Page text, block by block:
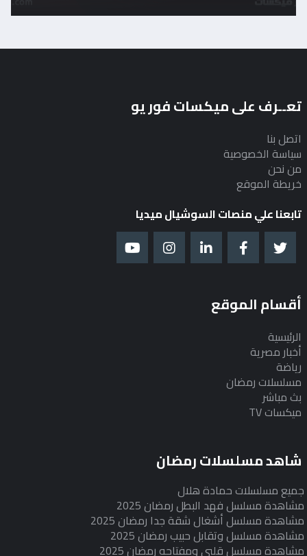
تعــرف على ميكسات فور يو
اتصل بنا
سياسة الخصوصية
من نحن
خريطة الموقع
تابعنا علي منصات السوشيال ميديا
أقسام الموقع
الرئيسية
أخبار مصرية
رياضة
مسلسلات رمضان
بث مباشر
ميكسات TV
شاهد مسلسلات رمضان
جميع مسلسلات حمادة هلال
مشاهدة مسلسل فهد البطل رمضان 2025
مشاهدة مسلسل أشغال شقة جدا رمضان 2025
مشاهدة مسلسل وتقابل حبيب رمضان 2025
مشاهدة مسلسل قلبي ومفتاحه رمضان 2025